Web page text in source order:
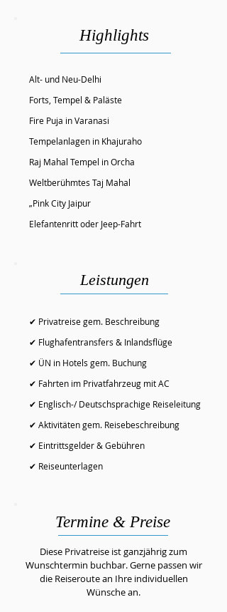
Highlights
Alt- und Neu-Delhi
Forts, Tempel & Paläste
Fire Puja in Varanasi
Tempelanlagen in Khajuraho
Raj Mahal Tempel in Orcha
Weltberühmtes Taj Mahal
„Pink City Jaipur
Elefantenritt oder Jeep-Fahrt
Leistungen
✔ Privatreise gem. Beschreibung
✔ Flughafentransfers & Inlandsflüge
✔ ÜN in Hotels gem. Buchung
✔ Fahrten im Privatfahrzeug mit AC
✔ Englisch-/ Deutschsprachige Reiseleitung
✔ Aktivitäten gem. Reisebeschreibung
✔ Eintrittsgelder & Gebühren
✔ Reiseunterlagen
Termine & Preise
Diese Privatreise ist ganzjährig zum
Wunschtermin buchbar. Gerne passen wir
die Reiseroute an Ihre individuellen
Wünsche an.